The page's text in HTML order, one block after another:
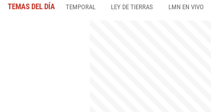
TEMAS DEL DÍA TEMPORAL LEY DE TIERRAS LMN EN VIVO